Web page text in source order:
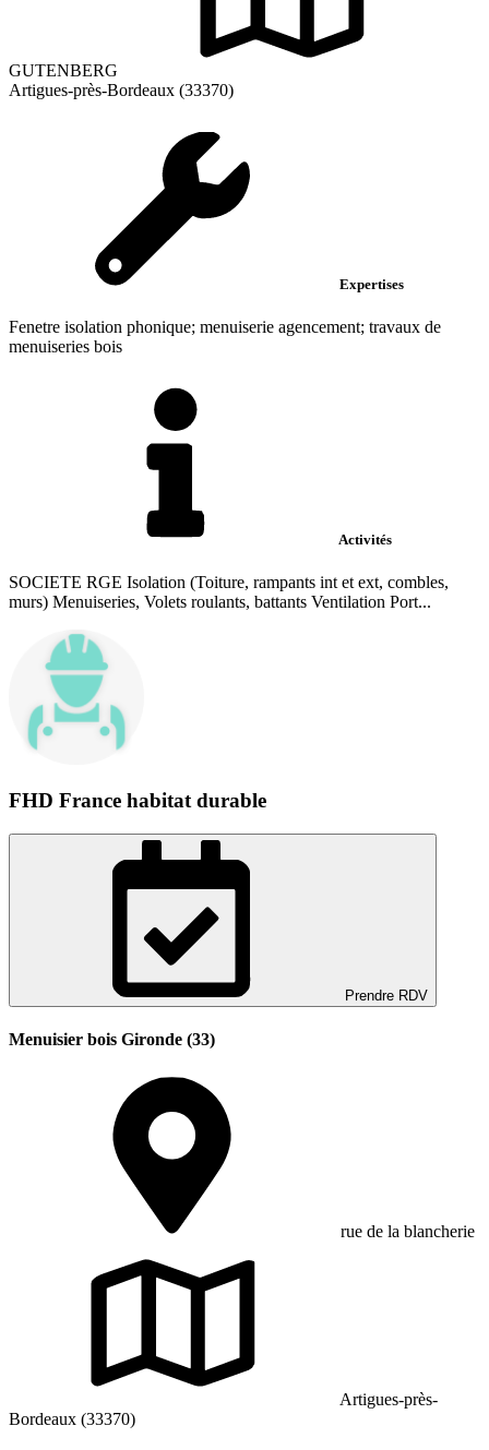
GUTENBERG
Artigues-près-Bordeaux (33370)
Expertises
Fenetre isolation phonique; menuiserie agencement; travaux de
menuiseries bois
Activités
SOCIETE RGE Isolation (Toiture, rampants int et ext, combles,
murs) Menuiseries, Volets roulants, battants Ventilation Port...
FHD France habitat durable
Prendre RDV
Menuisier bois Gironde (33)
rue de la blancherie
Artigues-près-
Bordeaux (33370)